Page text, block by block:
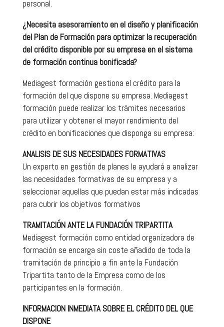
personal.
¿Necesita asesoramiento en el diseño y planificación
del Plan de Formación para optimizar la recuperación
del crédito disponible por su empresa en el sistema
de formación continua bonificada?
Mediagest formación gestiona el crédito para la
formación del que dispone su empresa. Mediagest
formación puede realizar los trámites necesarios
para utilizar y obtener el mayor rendimiento del
crédito en bonificaciones que disponga su empresa:
ANALISIS DE SUS NECESIDADES FORMATIVAS
Un experto en gestión de planes le ayudará a analizar
las necesidades formativas de su empresa y a
seleccionar aquellas que puedan estar más indicadas
para cubrir los objetivos formativos
TRAMITACIÓN ANTE LA FUNDACIÓN TRIPARTITA
Mediagest formación como entidad organizadora de
formación se encarga sin coste añadido de toda la
tramitación de principio a fin ante la Fundación
Tripartita tanto de la Empresa como de los
participantes en la formación.
INFORMACION INMEDIATA SOBRE EL CRÉDITO DEL QUE
DISPONE